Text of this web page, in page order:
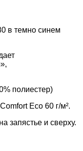
в темно синем
полиестер)
Eco 60 г/м².
запястье и сверху.